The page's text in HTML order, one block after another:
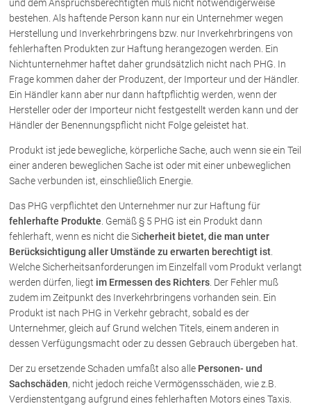
und dem Anspruchsberechtigten muß nicht notwendigerweise
bestehen. Als haftende Person kann nur ein Unternehmer wegen
Herstellung und Inverkehrbringens bzw. nur Inverkehrbringens von
fehlerhaften Produkten zur Haftung herangezogen werden. Ein
Nichtunternehmer haftet daher grundsätzlich nicht nach PHG. In
Frage kommen daher der Produzent, der Importeur und der Händler.
Ein Händler kann aber nur dann haftpflichtig werden, wenn der
Hersteller oder der Importeur nicht festgestellt werden kann und der
Händler der Benennungspflicht nicht Folge geleistet hat.
Produkt ist jede bewegliche, körperliche Sache, auch wenn sie ein Teil
einer anderen beweglichen Sache ist oder mit einer unbeweglichen
Sache verbunden ist, einschließlich Energie.
Das PHG verpflichtet den Unternehmer nur zur Haftung für
fehlerhafte Produkte. Gemäß § 5 PHG ist ein Produkt dann
fehlerhaft, wenn es nicht die Sicherheit bietet, die man unter
Berücksichtigung aller Umstände zu erwarten berechtigt ist.
Welche Sicherheitsanforderungen im Einzelfall vom Produkt verlangt
werden dürfen, liegt im Ermessen des Richters. Der Fehler muß
zudem im Zeitpunkt des Inverkehrbringens vorhanden sein. Ein
Produkt ist nach PHG in Verkehr gebracht, sobald es der
Unternehmer, gleich auf Grund welchen Titels, einem anderen in
dessen Verfügungsmacht oder zu dessen Gebrauch übergeben hat.
Der zu ersetzende Schaden umfaßt also alle Personen- und
Sachschäden, nicht jedoch reiche Vermögensschäden, wie z.B.
Verdienstentgang aufgrund eines fehlerhaften Motors eines Taxis.